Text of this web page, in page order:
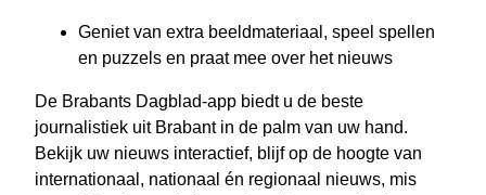
Geniet van extra beeldmateriaal, speel spellen
en puzzels en praat mee over het nieuws
De Brabants Dagblad-app biedt u de beste
journalistiek uit Brabant in de palm van uw hand.
Bekijk uw nieuws interactief, blijf op de hoogte van
internationaal, nationaal én regionaal nieuws, mis